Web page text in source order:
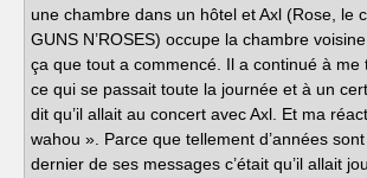
une chambre dans un hôtel et Axl (Rose, le
GUNS N’ROSES) occupe la chambre
ça que tout a commencé. Il a continué à me
ce qui se passait toute la journée et à un
dit qu’il allait au concert avec Axl. Et ma
wahou ». Parce que tellement d’années
dernier de ses messages c’était qu’il allait